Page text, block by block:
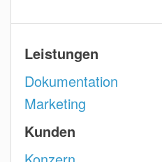
Leistungen
Dokumentation
Marketing
Kunden